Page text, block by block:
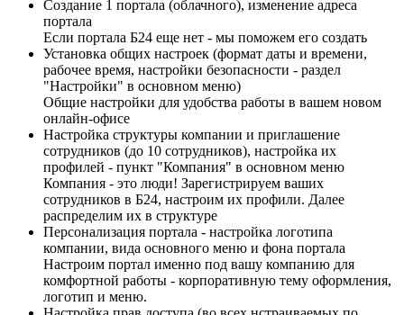
Создание 1 портала (облачного), изменение адреса
портала
Если портала Б24 еще нет - мы поможем его создать
Установка общих настроек (формат даты и времени,
рабочее время, настройки безопасности - раздел
"Настройки" в основном меню)
Общие настройки для удобства работы в вашем новом
онлайн-офисе
Настройка структуры компании и приглашение
сотрудников (до 10 сотрудников), настройка их
профилей - пункт "Компания" в основном меню
Компания - это люди! Зарегистрируем ваших
сотрудников в Б24, настроим их профили. Далее
распределим их в структуре
Персонализация портала - настройка логотипа
компании, вида основного меню и фона портала
Настроим портал именно под вашу компанию для
комфортной работы - корпоративную тему оформления,
логотип и меню.